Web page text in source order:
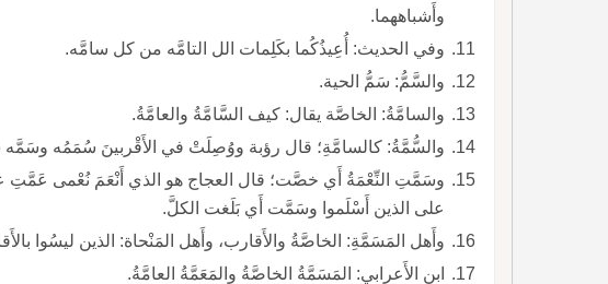
وأَشباههما.
وفي الحديث: أُعِيذُكُما بكَلِمات الل التامَّه من كل سامَّه.
والسَّمُّ: سَمُّ الحية.
والسامَّةُ: الخاصَّة يقال: كيف السَّامَّةُ والعامَّةُ.
والسُّمَّةُ: كالسامَّةِ؛ قال رؤبة ووُصِلَتْ في الأَقْربينَ سُمَمُه
وسَمَّتِ النِّعْمَةُ أَي خصَّت؛ قال العجاج هو الذي أَنْعَمَ نُعْمى عَمَّتِ
على الذين أَسْلَموا وسَمَّت أَي بَلَغت الكلَّ.
وأَهل المَسَمَّةِ: الخاصَّةُ والأَقارب، وأَهل المَنْحاة: الذين ليسُوا
ابن الأَعرابي: المَسَمَّةُ الخاصَّةُ والمَعَمَّةُ العامَّةُ.